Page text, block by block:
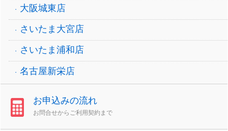
大阪城東店
さいたま大宮店
さいたま浦和店
名古屋新栄店
お申込みの流れ
お問合せからご利用契約まで